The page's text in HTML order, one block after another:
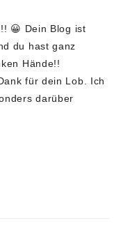
😀 Dein Blog ist
du hast ganz
Hände!!
für dein Lob. Ich
darüber